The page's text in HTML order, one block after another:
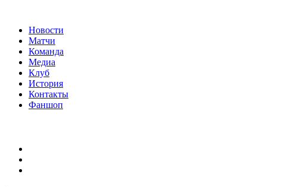
Новости
Матчи
Команда
Медиа
Клуб
История
Контакты
Фаншоп